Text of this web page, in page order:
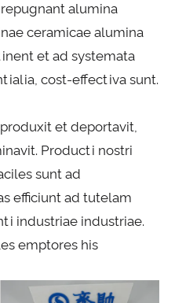
alumina
ceramicae alumina
et ad systemata
cost-effectiva sunt.
et deportavit,
Producti nostri
sunt ad
efficiunt ad tutelam
industriae industriae.
emptores his